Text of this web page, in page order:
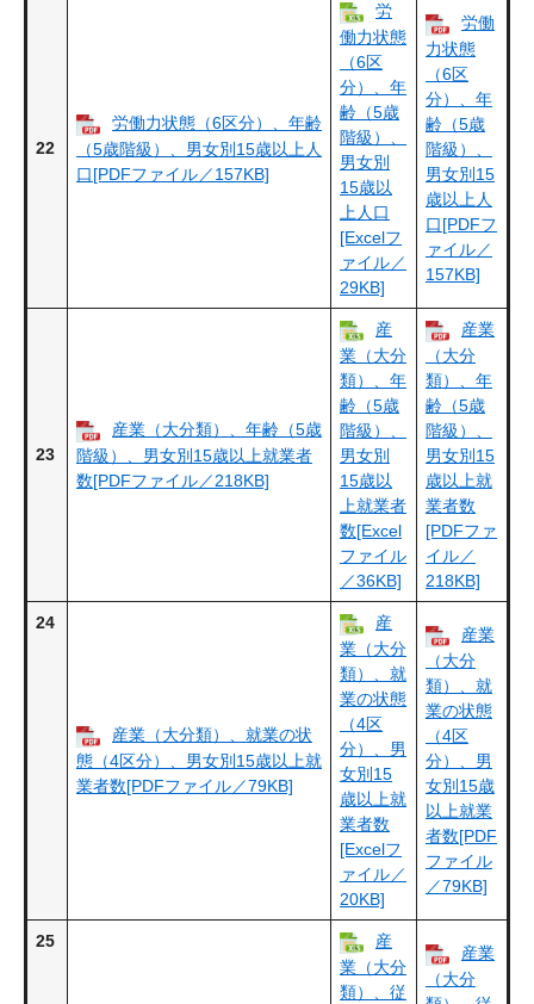
22
労働力状態（6区分）、年齢
（5歳階級）、男女別15歳以上人
口[PDFファイル／157KB]
労
働力状態
（6区
分）、年
齢（5歳
階級）、
男女別
15歳以
上人口
[Excelフ
ァイル／
29KB]
労働
力状態
（6区
分）、年
齢（5歳
階級）、
男女別15
歳以上人
口[PDFフ
ァイル／
157KB]
23
産業（大分類）、年齢（5歳
階級）、男女別15歳以上就業者
数[PDFファイル／218KB]
産
業（大分
類）、年
齢（5歳
階級）、
男女別
15歳以
上就業者
数[Excel
ファイル
／36KB]
産業
（大分
類）、年
齢（5歳
階級）、
男女別15
歳以上就
業者数
[PDFファ
イル／
218KB]
24
産業（大分類）、就業の状
態（4区分）、男女別15歳以上就
業者数[PDFファイル／79KB]
産
業（大分
類）、就
業の状態
（4区
分）、男
女別15
歳以上就
業者数
[Excelフ
ァイル／
20KB]
産業
（大分
類）、就
業の状態
（4区
分）、男
女別15歳
以上就業
者数[PDF
ファイル
／79KB]
25
産
業（大分
類）、従
産業
（大分